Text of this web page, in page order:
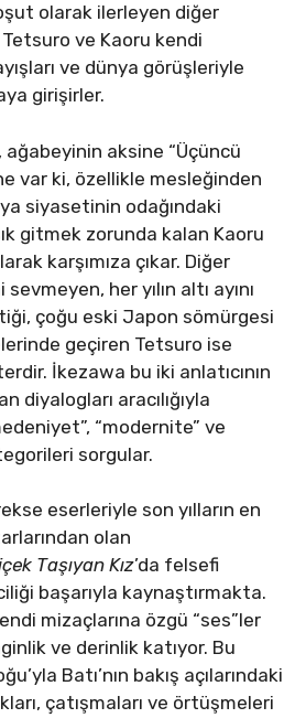
olarak ilerleyen diğer
ve Kaoru kendi
ve dünya görüşleriyle
girişirler.
ağabeyinin aksine “Üçüncü
var ki, özellikle mesleğinden
siyasetinin odağındaki
gitmek zorunda kalan Kaoru
karşımıza çıkar. Diğer
her yılın altı ayını
çoğu eski Japon sömürgesi
geçiren Tetsuro ise
İkezawa bu iki anlatıcının
diyalogları aracılığıyla
“modernite” ve
sorgular.
eserleriyle son yılların en
olan
Taşıyan Kız’da felsefi
başarıyla kaynaştırmakta.
mizaçlarına özgü “ses”ler
ve derinlik katıyor. Bu
Batı’nın bakış açılarındaki
çatışmaları ve örtüşmeleri